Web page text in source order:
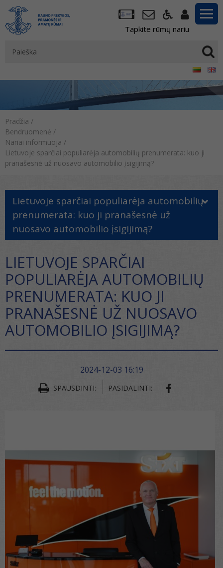
Tapkite rūmų nariu
Pradžia /
Bendruomenė /
Nariai informuoja /
Lietuvoje sparčiai populiarėja automobilių prenumerata: kuo ji
pranašesnė už nuosavo automobilio įsigijimą?
Lietuvoje sparčiai populiarėja automobilių
prenumerata: kuo ji pranašesnė už
nuosavo automobilio įsigijimą?
LIETUVOJE SPARČIAI
POPULIARĖJA AUTOMOBILIŲ
PRENUMERATA: KUO JI
PRANAŠESNĖ UŽ NUOSAVO
AUTOMOBILIO ĮSIGIJIMĄ?
2024-12-03 16:19
SPAUSDINTI: PASIDALINTI: